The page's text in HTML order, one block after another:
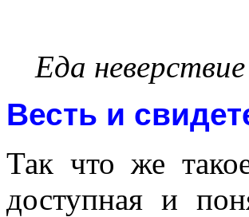
Еда
Весть и
Так что же
доступная и